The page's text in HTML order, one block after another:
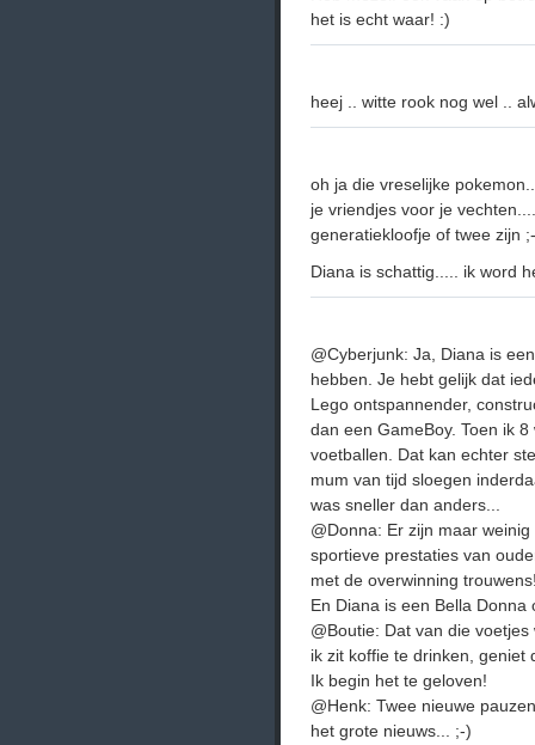
het is echt waar! :)
heej .. witte rook nog wel ..
oh ja die vreselijke
je vriendjes voor je
generatiekloofje of twee zijn
Diana is schattig..... ik word
@Cyberjunk: Ja, Diana is
hebben. Je hebt gelijk dat
Lego ontspannender,
dan een GameBoy. Toen ik
voetballen. Dat kan echter
mum van tijd sloegen
was sneller dan anders...
@Donna: Er zijn maar
sportieve prestaties van
met de overwinning
En Diana is een Bella
@Boutie: Dat van die
ik zit koffie te drinken, geniet
Ik begin het te geloven!
@Henk: Twee nieuwe
het grote nieuws... ;-)